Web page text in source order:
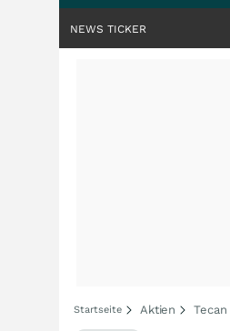
NEWS TICKER
Startseite Aktien